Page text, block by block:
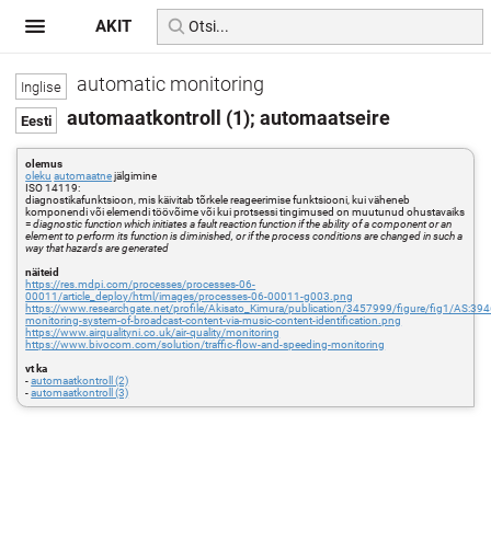
automatic monitoring
automaatkontroll (1); automaatseire
olemus
oleku automaatnejälgimine
ISO 14119:
diagnostikafunktsioon, mis käivitab tõrkele reageerimise funktsiooni, kui väheneb
komponendi või elemendi töövõime või kui protsessi tingimused on muutunud ohustavaiks
=diagnostic function which initiates a fault reaction function if the ability of a component or an
element to perform its function is diminished, or if the process conditions are changed in such a
way that hazards are generated
näiteid
https://res.mdpi.com/processes/processes-06-
00011/article_deploy/html/images/processes-06-00011-g003.png
https://www.researchgate.net/profile/Akisato_Kimura/publication/3457999/figure/fig1/
monitoring-system-of-broadcast-content-via-music-content-identification.png
https://www.airqualityni.co.uk/air-quality/monitoring
https://www.bivocom.com/solution/traffic-flow-and-speeding-monitoring
vt ka
-automaatkontroll (2)
-automaatkontroll (3)
AKIT